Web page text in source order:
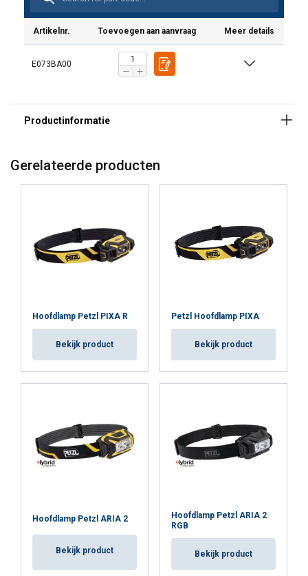
Artikelnr. Toevoegen aan aanvraag Meer details
E073BA00
Gerelateerde producten
Hoofdlamp Petzl PIXA R
Bekijk product
Petzl Hoofdlamp PIXA
Bekijk product
Hoofdlamp Petzl ARIA 2
Bekijk product
Hoofdlamp Petzl ARIA 2
RGB
Bekijk product